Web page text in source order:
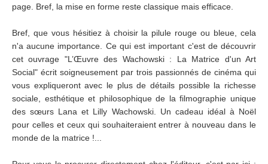
page. Bref, la mise en forme reste classique mais efficace.
Bref, que vous hésitiez à choisir la pilule rouge ou bleue, cela
n'a aucune importance. Ce qui est important c'est de découvrir
cet ouvrage "L’Œuvre des Wachowski : La Matrice d'un Art
Social" écrit soigneusement par trois passionnés de cinéma qui
vous expliqueront avec le plus de détails possible la richesse
sociale, esthétique et philosophique de la filmographie unique
des sœurs Lana et Lilly Wachowski. Un cadeau idéal à Noël
pour celles et ceux qui souhaiteraient entrer à nouveau dans le
monde de la matrice !...